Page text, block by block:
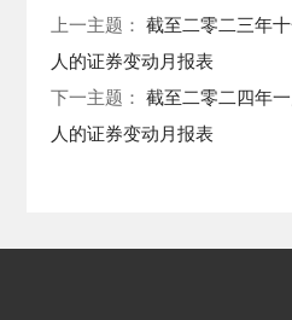
上一主题：截至二零二三年
人的证券变动月报表
下一主题：截至二零二四年
人的证券变动月报表